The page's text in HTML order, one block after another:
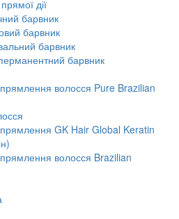
дії
барвник
барвник
барвник
барвник
волосся Pure Brazilian
GK Hair Global Keratin
волосся Brazilian